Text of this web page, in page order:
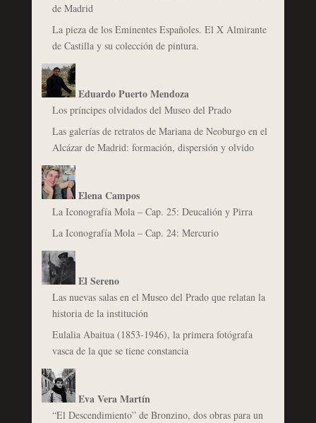
de Madrid
La pieza de los Eminentes Españoles. El X Almirante
de Castilla y su colección de pintura.
Eduardo Puerto Mendoza
Los príncipes olvidados del Museo del Prado
Las galerías de retratos de Mariana de Neoburgo en el
Alcázar de Madrid: formación, dispersión y olvido
Elena Campos
La Iconografía Mola – Cap. 25: Deucalión y Pirra
La Iconografía Mola – Cap. 24: Mercurio
El Sereno
Las nuevas salas en el Museo del Prado que relatan la
historia de la institución
Eulalia Abaitua (1853-1946), la primera fotógrafa
vasca de la que se tiene constancia
Eva Vera Martín
“El Descendimiento” de Bronzino, dos obras para un